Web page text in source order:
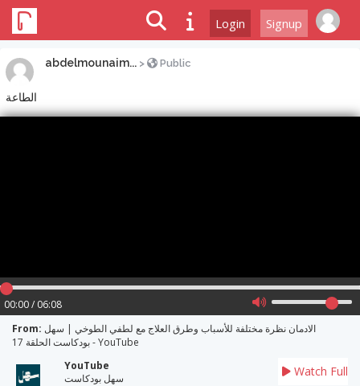
Login Signup
abdelmounaim... > Public
الطاعة
00:00 / 06:08
From: الادمان نظرة مختلفة للأسباب وطرق العلاج مع لطفي الطوخي | سهل
بودكاست الحلقة 17 - YouTube
YouTube
سهل بودكاست
Watch Full